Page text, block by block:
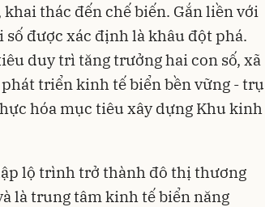
thác đến chế biến. Gắn liền với
được xác định là khâu đột phá.
duy trì tăng trưởng hai con số, xã
triển kinh tế biển bền vững - trụ
hóa mục tiêu xây dựng Khu kinh
lộ trình trở thành đô thị thương
là trung tâm kinh tế biển năng